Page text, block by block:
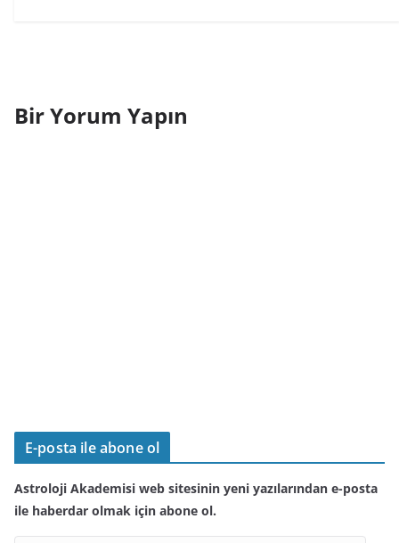
Bir Yorum Yapın
E-posta ile abone ol
Astroloji Akademisi web sitesinin yeni yazılarından e-posta
ile haberdar olmak için abone ol.